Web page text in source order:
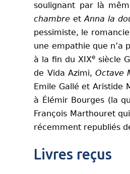
soulignant par là
chambre etAnna la
pessimiste, le
une empathie que n’a
à la fin du XIXesiècle
de Vida Azimi,Octave
Emile Gallé et Aristide
à Élémir Bourges (la
François Marthouret
récemment republiés
Livres reçus